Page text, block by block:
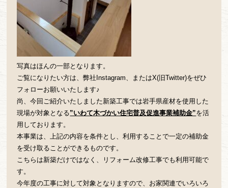
写真はほんの一部となります。
ご覧になりたい方は、弊社Instagram、またはX(旧Twitter)をぜひ
フォローお願いいたします♪
尚、今回ご紹介いたしました新築工事では岩手県産材を使用した
現場が対象となる”いわて木づかい住宅普及促進事業補助金”を活
用しております。
本事業は、上記の内容を条件とし、利用することで一定の補助金
を受け取ることができるものです。
こちらは新築だけではなく、リフォーム改修工事でも利用可能で
す。
今年度の工事に対して対象となりますので、お家関連でいろいろ